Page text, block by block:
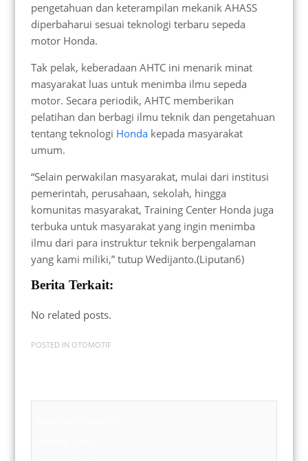
pengetahuan dan keterampilan mekanik AHASS
diperbaharui sesuai teknologi terbaru sepeda
motor Honda.
Tak pelak, keberadaan AHTC ini menarik minat
masyarakat luas untuk menimba ilmu sepeda
motor. Secara periodik, AHTC memberikan
pelatihan dan berbagi ilmu teknik dan pengetahuan
tentang teknologi Honda kepada masyarakat
umum.
“Selain perwakilan masyarakat, mulai dari institusi
pemerintah, perusahaan, sekolah, hingga
komunitas masyarakat, Training Center Honda juga
terbuka untuk masyarakat yang ingin menimba
ilmu dari para instruktur teknik berpengalaman
yang kami miliki,” tutup Wedijanto.(Liputan6)
Berita Terkait:
No related posts.
POSTED IN OTOMOTIF